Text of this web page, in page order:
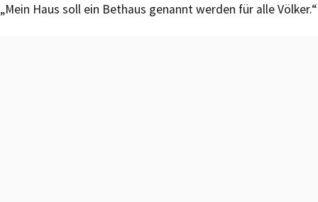
„Mein Haus soll ein Bethaus genannt werden für alle Völker.“